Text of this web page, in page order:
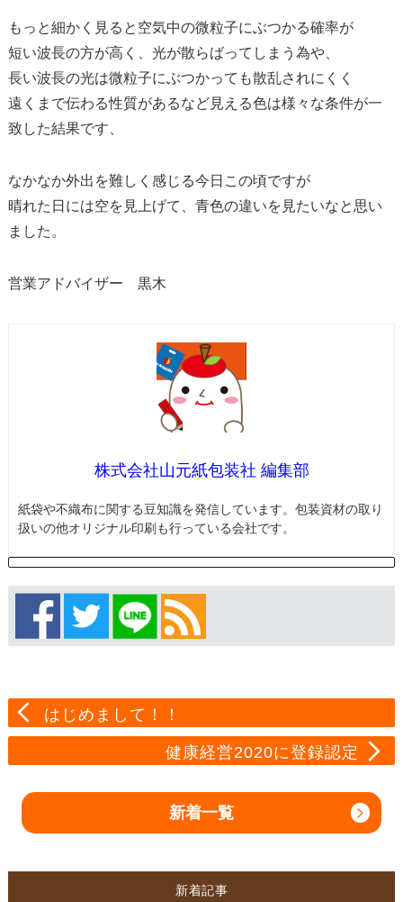
もっと細かく見ると空気中の微粒子にぶつかる確率が
短い波長の方が高く、光が散らばってしまう為や、
長い波長の光は微粒子にぶつかっても散乱されにくく
遠くまで伝わる性質があるなど見える色は様々な条件が一
致した結果です、
なかなか外出を難しく感じる今日この頃ですが
晴れた日には空を見上げて、青色の違いを見たいなと思い
ました。
営業アドバイザー 黒木
株式会社山元紙包装社 編集部
紙袋や不織布に関する豆知識を発信しています。包装資材の取り
扱いの他オリジナル印刷も行っている会社です。
はじめまして！！
健康経営2020に登録認定
新着一覧
新着記事